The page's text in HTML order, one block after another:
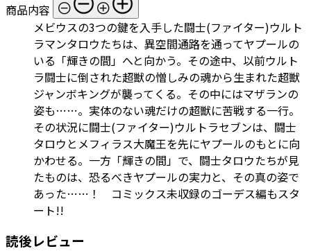
商品内容
メビウスの3つの鍵を入手した闘士(ファイター)ウルト
ラマンタロウたちは、異空間通路を通ってヤプールの
いる「輝きの間」へと向かう。その途中、以前ウルト
ラ闘士に倒された超獣の憎しみの魂から生まれた超獣
ジャンボキングが襲ってくる。その中にはマザランの
姿も……。実体のない魂だけの超獣に苦戦する一行。
その状況に闘士(ファイター)ウルトラセブンは、闘士
タロウとメフィラス大魔王を先にヤプールのもとに向
かわせる。一方「輝きの間」で、闘士タロウたちが見
たものは、恐るべきヤプールの実力と、その真の姿で
あった……！ コミックス未収録のゴーデス編もスタ
ート!!
読後レビュー